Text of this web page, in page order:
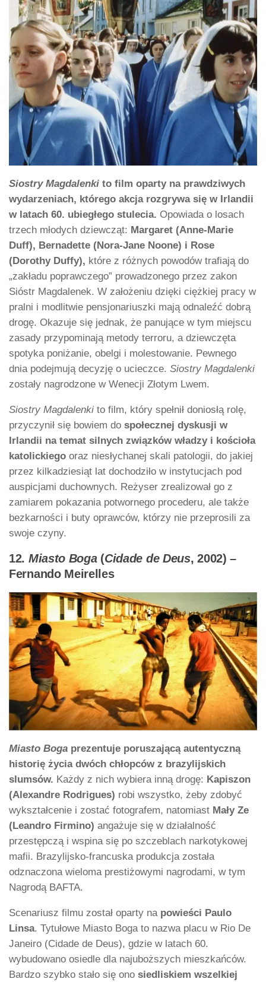
Siostry Magdalenki to film oparty na prawdziwych
wydarzeniach, którego akcja rozgrywa się w Irlandii
w latach 60. ubiegłego stulecia. Opowiada o losach
trzech młodych dziewcząt: Margaret (Anne-Marie
Duff), Bernadette (Nora-Jane Noone) i Rose
(Dorothy Duffy), które z różnych powodów trafiają do
„zakładu poprawczego” prowadzonego przez zakon
Sióstr Magdalenek. W założeniu dzięki ciężkiej pracy w
pralni i modlitwie pensjonariuszki mają odnaleźć dobrą
drogę. Okazuje się jednak, że panujące w tym miejscu
zasady przypominają metody terroru, a dziewczęta
spotyka poniżanie, obelgi i molestowanie. Pewnego
dnia podejmują decyzję o ucieczce. Siostry Magdalenki
zostały nagrodzone w Wenecji Złotym Lwem.
Siostry Magdalenki to film, który spełnił doniosłą rolę,
przyczynił się bowiem do społecznej dyskusji w
Irlandii na temat silnych związków władzy i kościoła
katolickiego oraz niesłychanej skali patologii, do jakiej
przez kilkadziesiąt lat dochodziło w instytucjach pod
auspicjami duchownych. Reżyser zrealizował go z
zamiarem pokazania potwornego procederu, ale także
bezkarności i buty oprawców, którzy nie przeprosili za
swoje czyny.
12. Miasto Boga(Cidade de Deus, 2002) –
Fernando Meirelles
Miasto Boga prezentuje poruszającą autentyczną
historię życia dwóch chłopców z brazylijskich
slumsów. Każdy z nich wybiera inną drogę: Kapiszon
(Alexandre Rodrigues) robi wszystko, żeby zdobyć
wykształcenie i zostać fotografem, natomiast Mały Ze
(Leandro Firmino) angażuje się w działalność
przestępczą i wspina się po szczeblach narkotykowej
mafii. Brazylijsko-francuska produkcja została
odznaczona wieloma prestiżowymi nagrodami, w tym
Nagrodą BAFTA.
Scenariusz filmu został oparty na powieści Paulo
Linsa. Tytułowe Miasto Boga to nazwa placu w Rio De
Janeiro (Cidade de Deus), gdzie w latach 60.
wybudowano osiedle dla najuboższych mieszkańców.
Bardzo szybko stało się ono siedliskiem wszelkiej